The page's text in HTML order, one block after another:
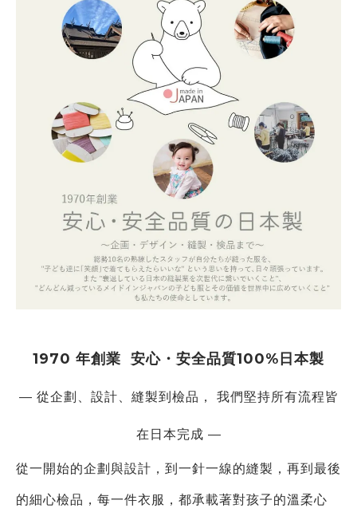
1970 年創業 安心・安全品質100%日本製
— 從企劃、設計、縫製到檢品， 我們堅持所有流程皆
在日本完成 —
從一開始的企劃與設計，到一針一線的縫製，再到最後
的細心檢品，每一件衣服，都承載著對孩子的溫柔心